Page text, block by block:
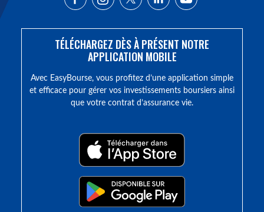
TÉLÉCHARGEZ DÈS À PRÉSENT NOTRE
APPLICATION MOBILE
Avec EasyBourse, vous profitez d’une application simple
et efficace pour gérer vos investissements boursiers ainsi
que votre contrat d’assurance vie.